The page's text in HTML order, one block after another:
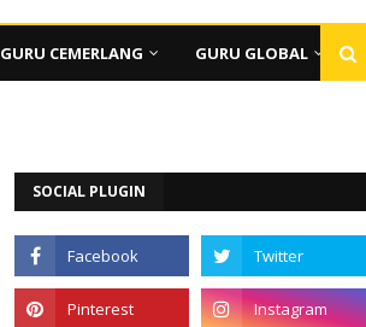
GURU CEMERLANG GURU GLOBAL
SOCIAL PLUGIN